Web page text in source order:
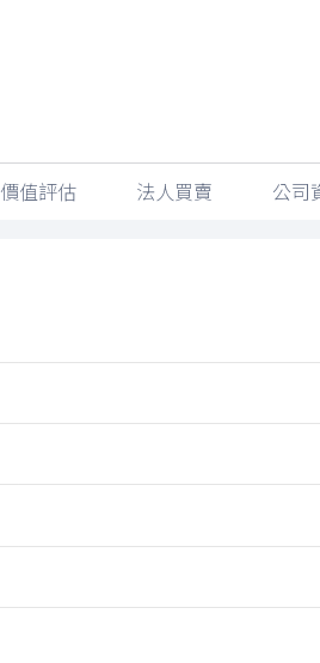
價值評估 法人買賣 公司